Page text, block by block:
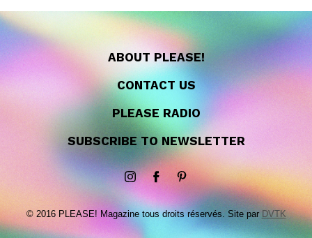
ABOUT PLEASE!
CONTACT US
PLEASE RADIO
SUBSCRIBE TO NEWSLETTER
© 2016 PLEASE! Magazine tous droits réservés. Site parDVTK